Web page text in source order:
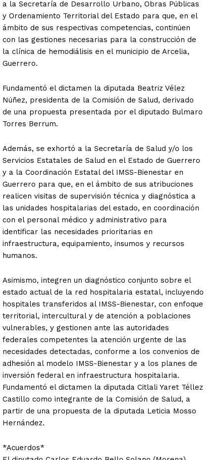
a la Secretaría de Desarrollo Urbano, Obras Públicas
y Ordenamiento Territorial del Estado para que, en el
ámbito de sus respectivas competencias, continúen
con las gestiones necesarias para la construcción de
la clínica de hemodiálisis en el municipio de Arcelia,
Guerrero.
Fundamentó el dictamen la diputada Beatriz Vélez
Núñez, presidenta de la Comisión de Salud, derivado
de una propuesta presentada por el diputado Bulmaro
Torres Berrum.
Además, se exhortó a la Secretaría de Salud y/o los
Servicios Estatales de Salud en el Estado de Guerrero
y a la Coordinación Estatal del IMSS-Bienestar en
Guerrero para que, en el ámbito de sus atribuciones
realicen visitas de supervisión técnica y diagnóstica a
las unidades hospitalarias del estado, en coordinación
con el personal médico y administrativo para
identificar las necesidades prioritarias en
infraestructura, equipamiento, insumos y recursos
humanos.
Asimismo, integren un diagnóstico conjunto sobre el
estado actual de la red hospitalaria estatal, incluyendo
hospitales transferidos al IMSS-Bienestar, con enfoque
territorial, intercultural y de atención a poblaciones
vulnerables, y gestionen ante las autoridades
federales competentes la atención urgente de las
necesidades detectadas, conforme a los convenios de
adhesión al modelo IMSS-Bienestar y a los planes de
inversión federal en infraestructura hospitalaria.
Fundamentó el dictamen la diputada Citlali Yaret Téllez
Castillo como integrante de la Comisión de Salud, a
partir de una propuesta de la diputada Leticia Mosso
Hernández.
*Acuerdos*